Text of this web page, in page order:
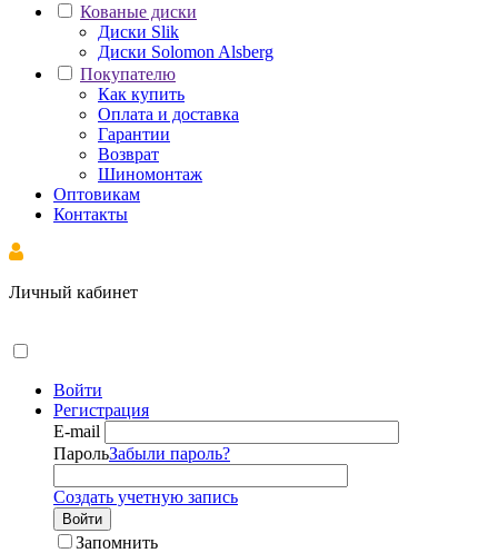
Кованые диски
Диски Slik
Диски Solomon Alsberg
Покупателю
Как купить
Оплата и доставка
Гарантии
Возврат
Шиномонтаж
Оптовикам
Контакты
Личный кабинет
Войти
Регистрация
E-mail
ПарольЗабыли пароль?
Создать учетную запись
Войти
Запомнить